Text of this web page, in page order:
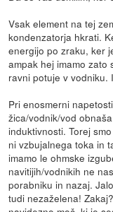
Vsak element na tej
kondenzatorja hkrati.
energijo po zraku, ker
ampak hej imamo
ravni potuje v vodniku.
Pri enosmerni
žica/vodnik/vod
induktivnosti. Torej
ni vzbujalnega toka in
imamo le ohmske
navitijih/vodnikih ne
porabniku in nazaj.
tudi nezaželena!